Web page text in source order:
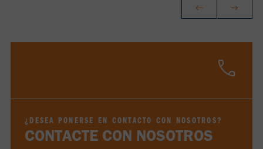
¿DESEA PONERSE EN CONTACTO CON NOSOTROS?
CONTACTE CON NOSOTROS